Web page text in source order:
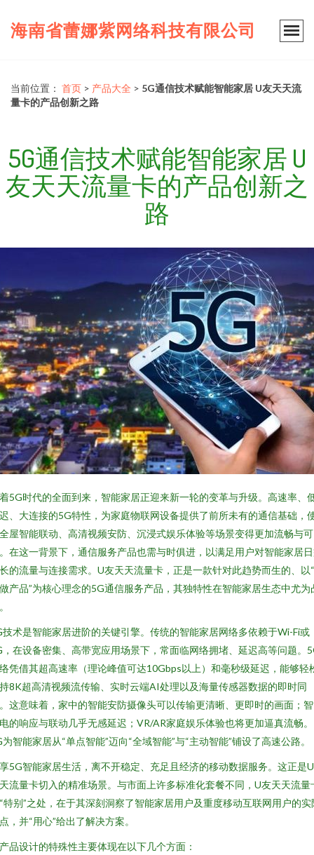
海南省蕾娜紫网络科技有限公司
当前位置： 首页 > 产品大全 > 5G通信技术赋能智能家居 U友天天流
量卡的产品创新之路
5G通信技术赋能智能家居 U
友天天流量卡的产品创新之
路
5G时代的全面到来，智能家居正迎来新一轮的变革与升级。高速率、
、大连接的5G特性，为家庭物联网设备提供了前所未有的通信基础，
屋智能联动、高清视频安防、沉浸式娱乐体验等场景变得更加流畅与可
在这一背景下，通信服务产品也需与时俱进，以满足用户对智能家居
的流量与连接需求。U友天天流量卡，正是一款针对此趋势而生的、以
产品”为核心理念的5G通信服务产品，其独特性在智能家居生态中尤为
技术是智能家居进阶的关键引擎。传统的智能家居网络多依赖于Wi-Fi或
，在设备密集、高带宽应用场景下，常面临网络拥堵、延迟高等问题。
凭借其超高速率（理论峰值可达10Gbps以上）和毫秒级延迟，能够轻
8K超高清视频流传输、实时云端AI处理以及海量传感器数据的即时同
这意味着，家中的智能安防摄像头可以传输更清晰、更即时的画面；
的响应与联动几乎无感延迟；VR/AR家庭娱乐体验也将更加逼真流畅。
智能家居从“单点智能”迈向“全域智能”与“主动智能”铺设了高速公路。
5G智能家居生活，离不开稳定、充足且经济的移动数据服务。这正是
流量卡切入的精准场景。与市面上许多标准化套餐不同，U友天天流量
特别”之处，在于其深刻洞察了智能家居用户及重度移动互联网用户的实
，并“用心”给出了解决方案。
品设计的特殊性主要体现在以下几个方面：